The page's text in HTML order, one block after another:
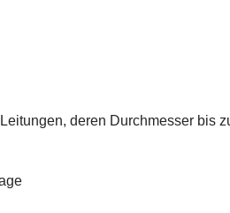
deren Durchmesser bis